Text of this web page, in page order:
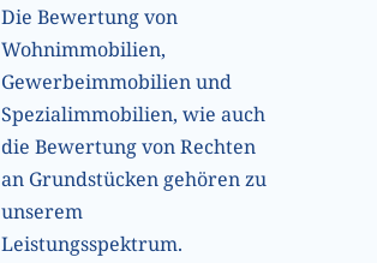
Die Bewertung von
Wohnimmobilien,
Gewerbeimmobilien und
Spezialimmobilien, wie auch
die Bewertung von Rechten
an Grundstücken gehören zu
unserem
Leistungsspektrum.